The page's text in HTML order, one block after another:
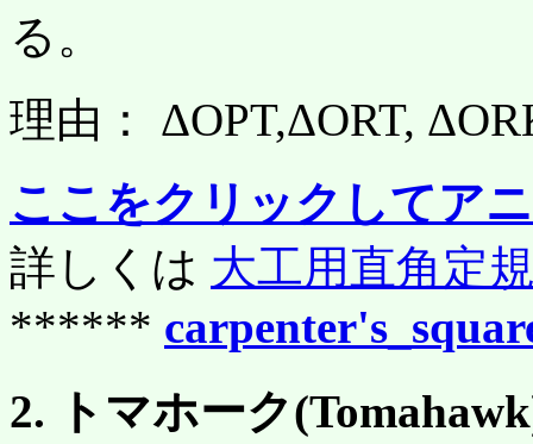
る。
理由： ΔOPT,ΔORT,
ここをクリックしてア
詳しくは 大工用直角定
******
2. トマホーク